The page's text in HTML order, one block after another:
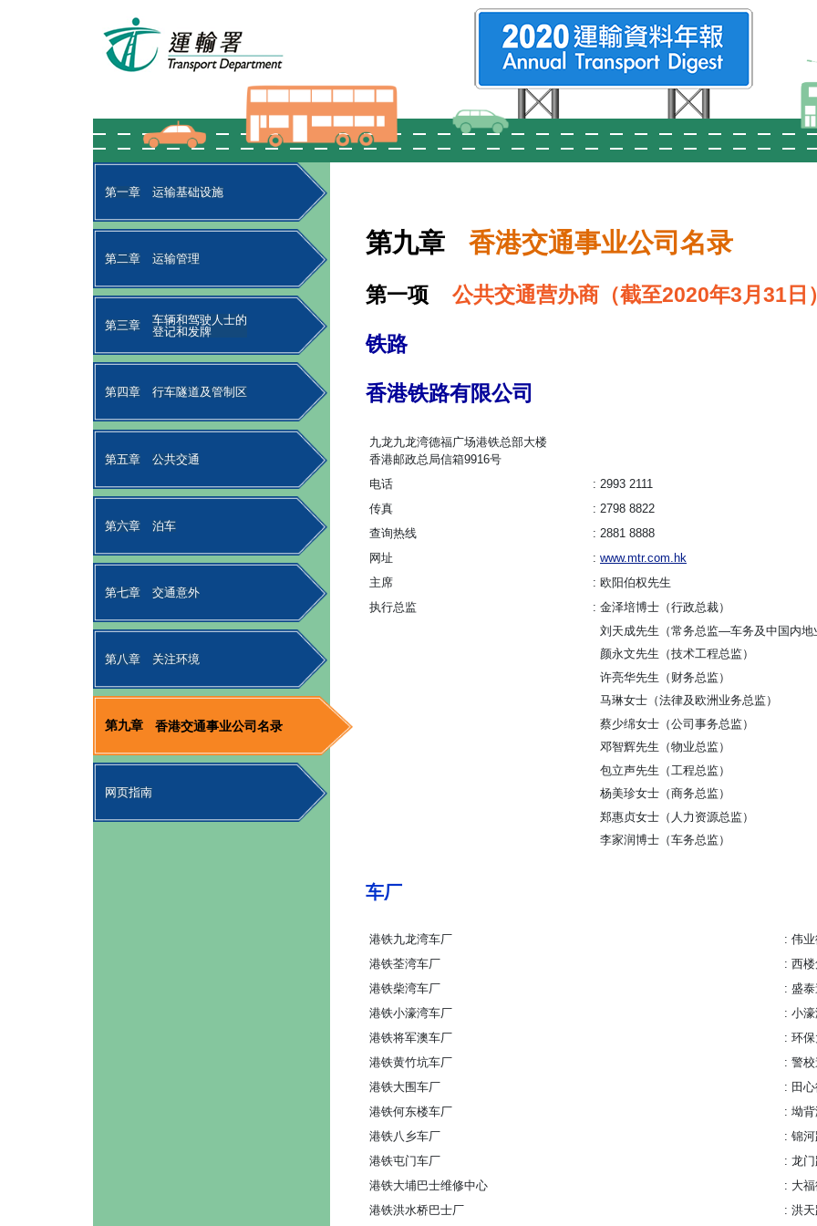
第一章 运输基础设施
第二章 运输管理
第三章
车辆和驾驶人士的
登记和发牌
第四章 行车隧道及管制区
第五章 公共交通
第六章 泊车
第七章 交通意外
第八章 关注环境
第九章 香港交通事业公司名录
网页指南
第九章 香港交通事业公司名录
第一项 公共交通营办商（截至2020年3月31日
铁路
香港铁路有限公司
九龙九龙湾德福广场港铁总部大楼
香港邮政总局信箱9916号
电话
2993 2111
传真
2798 8822
查询热线
2881 8888
网址
www.mtr.com.hk
主席
欧阳伯权先生
执行总监
金泽培博士（行政总裁）
刘天成先生（常务总监—车务及中国内地
颜永文先生（技术工程总监）
许亮华先生（财务总监）
马琳女士（法律及欧洲业务总监）
蔡少绵女士（公司事务总监）
邓智辉先生（物业总监）
包立声先生（工程总监）
杨美珍女士（商务总监）
郑惠贞女士（人力资源总监）
李家润博士（车务总监）
车厂
港铁九龙湾车厂
伟
港铁荃湾车厂
西
港铁柴湾车厂
盛
港铁小濠湾车厂
小
港铁将军澳车厂
环
港铁黄竹坑车厂
警
港铁大围车厂
田
港铁何东楼车厂
坳
港铁八乡车厂
锦
港铁屯门车厂
龙
港铁大埔巴士维修中心
大
港铁洪水桥巴士厂
洪